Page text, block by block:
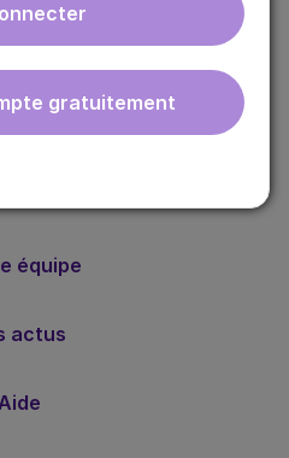
gratuitement
connaissances médicales
de la médecine générale.
équipe
actus